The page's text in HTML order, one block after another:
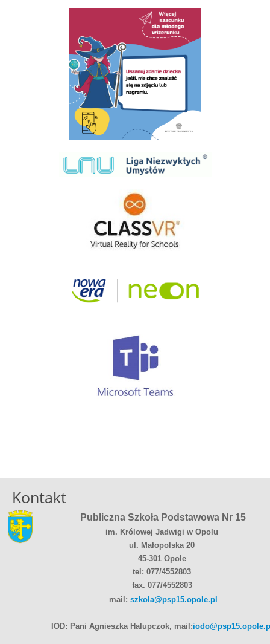
Kontakt
Publiczna Szkoła Podstawowa Nr 15
im. Królowej Jadwigi w Opolu
ul. Małopolska 20
45-301 Opole
tel: 077/4552803
fax. 077/4552803
mail: szkola@psp15.opole.pl
IOD: Pani Agnieszka Halupczok, mail: